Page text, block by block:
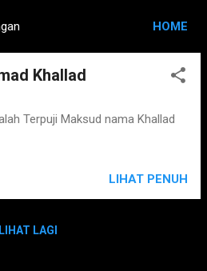
HOME
Khallad
Terpuji Maksud nama Khallad
LIHAT PENUH
LIHAT LAGI